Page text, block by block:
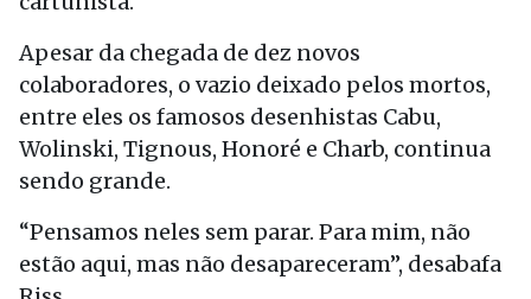
Apesar da chegada de dez novos
colaboradores, o vazio deixado pelos mortos,
entre eles os famosos desenhistas Cabu,
Wolinski, Tignous, Honoré e Charb, continua
sendo grande.
“Pensamos neles sem parar. Para mim, não
estão aqui, mas não desapareceram”, desabafa